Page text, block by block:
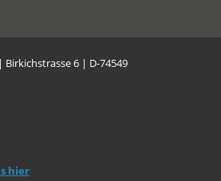
Birkichstrasse 6 | D-74549
hier